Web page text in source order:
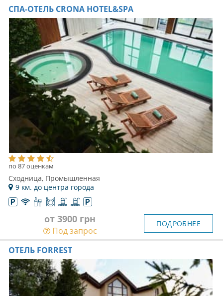
СПА-ОТЕЛЬ CRONA HOTEL&SPA
по 87 оценкам
Сходница, Промышленная
9 км. до центра города
от 3900 грн
Под запрос
ПОДРОБНЕЕ
ОТЕЛЬ FORREST